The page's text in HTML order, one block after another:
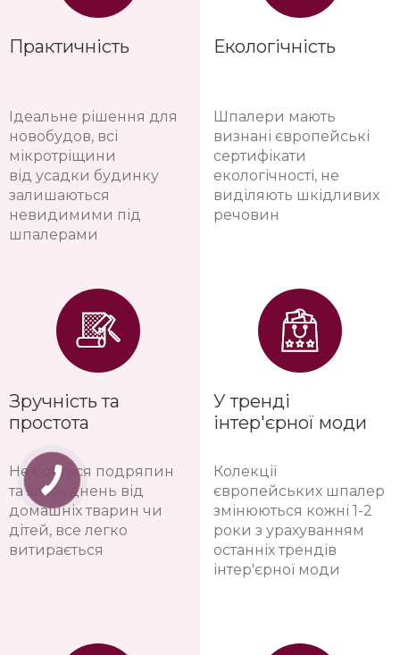
Практичність
Ідеальне рішення для
новобудов, всі
мікротріщини
від усадки будинку
залишаються
невидимими під
шпалерами
Зручність та
простота
Не бояться подряпин
та забруднень від
домашніх тварин чи
дітей, все легко
витирається
Екологічність
Шпалери мають
визнані європейські
сертифікати
екологічності, не
виділяють шкідливих
речовин
У тренді
інтер'єрної моди
Колекції
європейських шпалер
змінюються кожні 1-2
роки з урахуванням
останніх трендів
інтер'єрної моди